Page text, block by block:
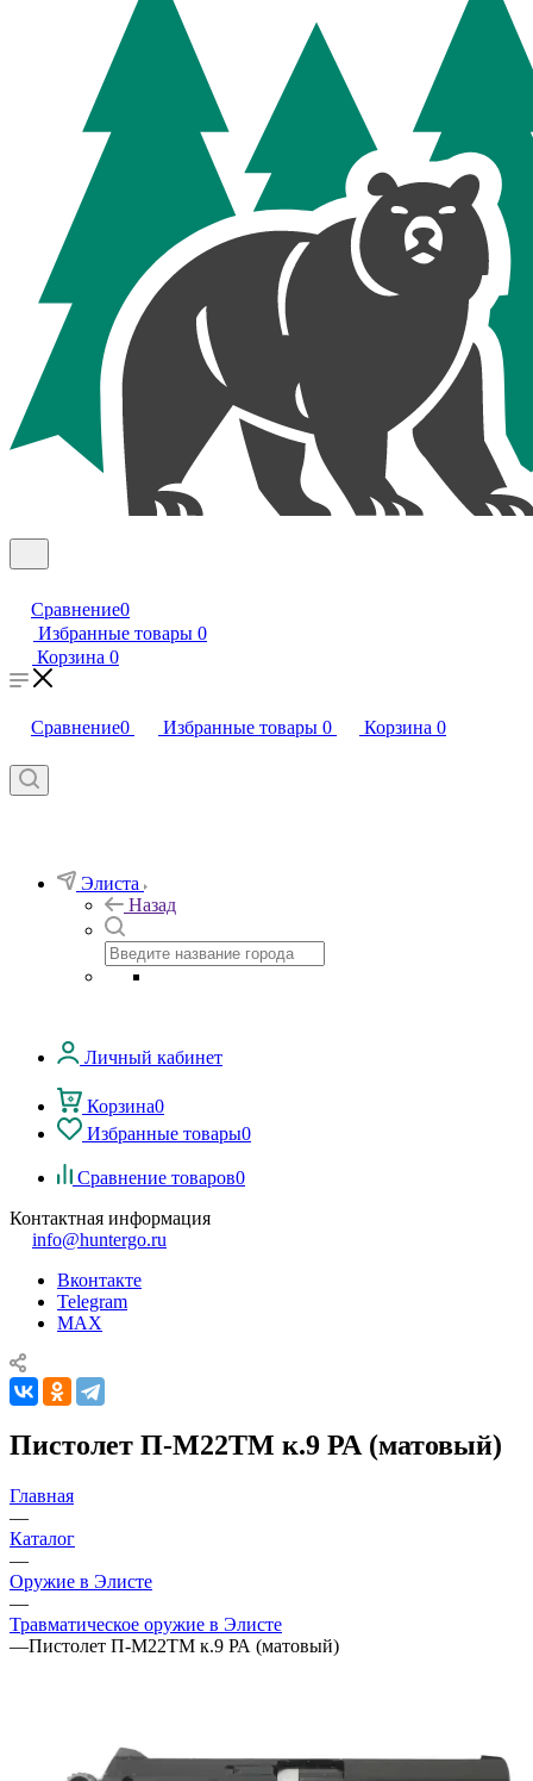
Сравнение0
Избранные товары 0
Корзина 0
Сравнение0 Избранные товары 0 Корзина 0
Элиста
Назад
Личный кабинет
Корзина0
Избранные товары0
Сравнение товаров0
Контактная информация
info@huntergo.ru
Вконтакте
Telegram
MAX
Пистолет П-М22ТМ к.9 РА (матовый)
Главная
—
Каталог
—
Оружие в Элисте
—
Травматическое оружие в Элисте
—Пистолет П-М22ТМ к.9 РА (матовый)